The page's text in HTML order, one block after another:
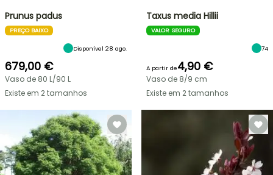
Prunus padus
PREÇO BAIXO
Disponível 28 ago.
679,00 €
Vaso de 80 L/90 L
Existe em 2 tamanhos
Taxus media Hillii
VALOR SEGURO
74
A partir de4,90 €
Vaso de 8/9 cm
Existe em 2 tamanhos